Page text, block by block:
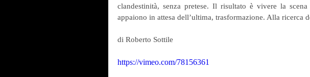
clandestinità, senza pretese. Il risultato è vivere la
appaiono in attesa dell’ultima, trasformazione. Alla ricerca
di Roberto Sottile
https://vimeo.com/78156361